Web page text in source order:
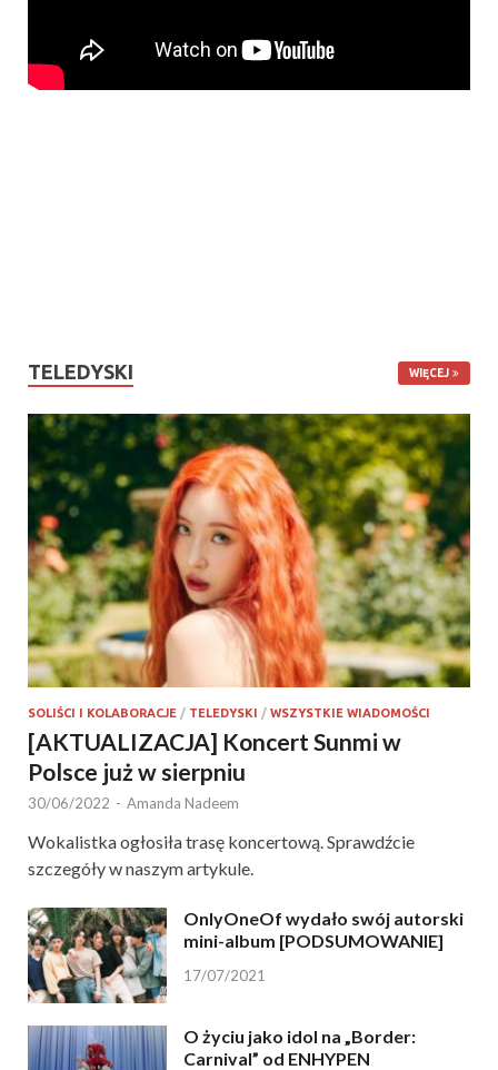
TELEDYSKI WIĘCEJ
SOLIŚCI I KOLABORACJE / TELEDYSKI / WSZYSTKIE WIADOMOŚCI
[AKTUALIZACJA] Koncert Sunmi w
Polsce już w sierpniu
30/06/2022 - Amanda Nadeem
Wokalistka ogłosiła trasę koncertową. Sprawdźcie
szczegóły w naszym artykule.
OnlyOneOf wydało swój autorski
mini-album [PODSUMOWANIE]
17/07/2021
O życiu jako idol na „Border:
Carnival” od ENHYPEN